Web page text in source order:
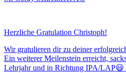
Herzliche Gratulation Christoph!
Wir gratulieren dir zu deiner
Ein weiterer Meilenstein erreicht,
Lehrjahr und in Richtung IPA/LAP😃